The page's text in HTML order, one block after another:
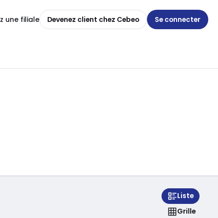
une filiale Devenez client chez Cebeo Se connecter
Liste
Grille